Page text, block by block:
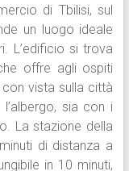
di Tbilisi, sul
un luogo ideale
L’edificio si trova
offre agli ospiti
con vista sulla città
sia con i
La stazione della
di distanza a
in 10 minuti,